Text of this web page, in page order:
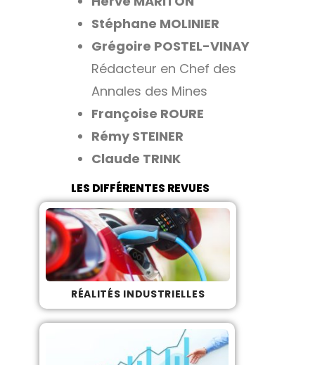
Stéphane MOLINIER
Grégoire POSTEL-VINAY
Rédacteur en Chef des
Annales des Mines
Françoise ROURE
Rémy STEINER
Claude TRINK
LES DIFFÉRENTES REVUES
RÉALITÉS INDUSTRIELLES